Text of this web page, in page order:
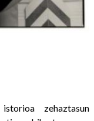
zehaztasun